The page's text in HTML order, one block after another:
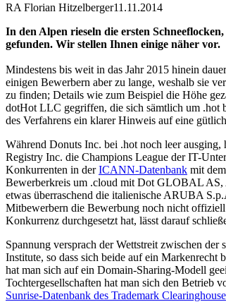
RA Florian Hitzelberger11.11.2014
In den Alpen rieseln die ersten
gefunden. Wir stellen Ihnen einige näher vor.
Mindestens bis weit in das Jahr 2015 hinein
einigen Bewerbern aber zu lange, weshalb sie
zu finden; Details wie zum Beispiel die Höhe
dotHot LLC gegriffen, die sich sämtlich um .hot
des Verfahrens ein klarer Hinweis auf eine
Während Donuts Inc. bei .hot noch leer
Registry Inc. die Champions League der IT-
Konkurrenten in derICANN-Datenbank mit
Bewerberkreis um .cloud mit Dot GLOBAL
etwas überraschend die italienische ARUBA
Mitbewerbern die Bewerbung noch nicht
Konkurrenz durchgesetzt hat, lässt darauf
Spannung versprach der Wettstreit zwischen
Institute, so dass sich beide auf ein Markenrecht
hat man sich auf ein Domain-Sharing-Modell
Tochtergesellschaften hat man sich den Betrieb
Sunrise-Datenbank des Trademark Clearinghouse